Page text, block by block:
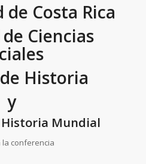
Costa Rica
Ciencias
Historia
y
Historia Mundial
la conferencia